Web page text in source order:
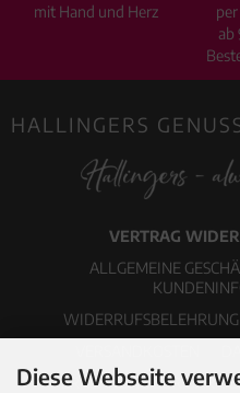
mit Hand und Herz
per
ab
HALLINGERS
VERTRAG
ALLGEMEINE
ERKLÄRUNG ZUR
Diese Webseite